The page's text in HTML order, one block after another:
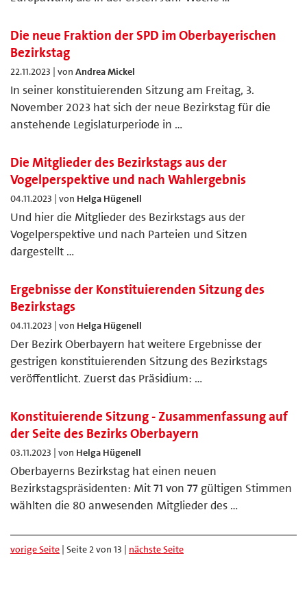
Die neue Fraktion der SPD im Oberbayerischen
Bezirkstag
22.11.2023 | von Andrea Mickel
In seiner konstituierenden Sitzung am Freitag, 3.
November 2023 hat sich der neue Bezirkstag für die
anstehende Legislaturperiode in …
Die Mitglieder des Bezirkstags aus der
Vogelperspektive und nach Wahlergebnis
04.11.2023 | von Helga Hügenell
Und hier die Mitglieder des Bezirkstags aus der
Vogelperspektive und nach Parteien und Sitzen
dargestellt …
Ergebnisse der Konstituierenden Sitzung des
Bezirkstags
04.11.2023 | von Helga Hügenell
Der Bezirk Oberbayern hat weitere Ergebnisse der
gestrigen konstituierenden Sitzung des Bezirkstags
veröffentlicht. Zuerst das Präsidium: …
Konstituierende Sitzung - Zusammenfassung auf
der Seite des Bezirks Oberbayern
03.11.2023 | von Helga Hügenell
Oberbayerns Bezirkstag hat einen neuen
Bezirkstagspräsidenten: Mit 71 von 77 gültigen Stimmen
wählten die 80 anwesenden Mitglieder des …
vorige Seite | Seite 2 von 13 | nächste Seite